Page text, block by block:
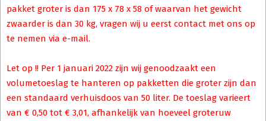
pakket groter is dan 175 x 78 x 58 of waarvan het gewicht
zwaarder is dan 30 kg, vragen wij u eerst contact met ons op
te nemen via e-mail.
Let op !! Per 1 januari 2022 zijn wij genoodzaakt een
volumetoeslag te hanteren op pakketten die groter zijn dan
een standaard verhuisdoos van 50 liter. De toeslag varieert
van € 0,50 tot € 3,01, afhankelijk van hoeveel groteruw